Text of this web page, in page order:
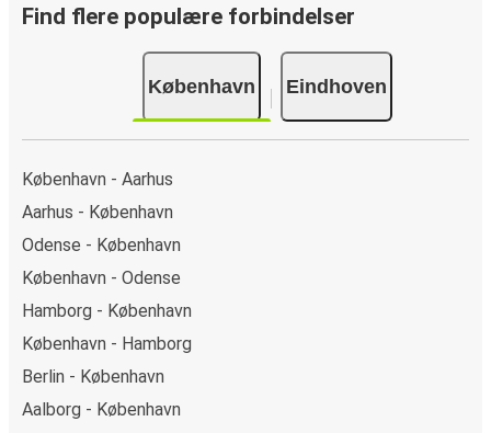
mellem flere sikre onlinebetalingsmetoder som kreditkort,
Find flere populære forbindelser
København Eindhoven
København - Aarhus
Aarhus - København
Odense - København
København - Odense
Hamborg - København
København - Hamborg
Berlin - København
Aalborg - København